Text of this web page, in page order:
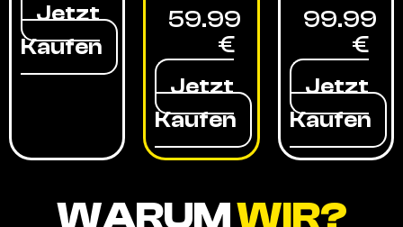
Jetzt
Kaufen
59.99
€
Jetzt
Kaufen
99.99
€
Jetzt
Kaufen
WARUMWIR?